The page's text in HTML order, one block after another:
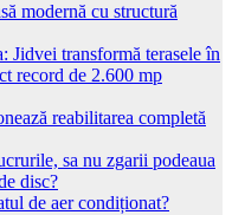
modernă cu structură
Jidvei transformă terasele în
record de 2.600 mp
reabilitarea completă
sa nu zgarii podeaua
disc?
de aer condiționat?